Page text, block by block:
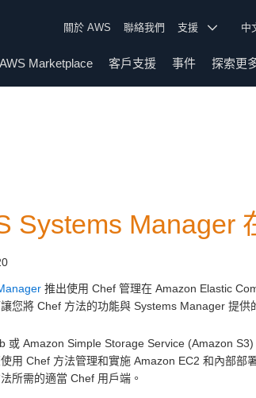
關於 AWS 聯絡我們 支援 中
AWS Marketplace 客戶支援 事件 探索更
Systems Manager
推出使用 Chef 管理在 Amazon Elastic
您將 Chef 方法的功能與 Systems Manager 提供
或 Amazon Simple Storage Service (Amazon
用 Chef 方法管理和實施 Amazon EC2 和內部
所需的適當 Chef 用戶端。